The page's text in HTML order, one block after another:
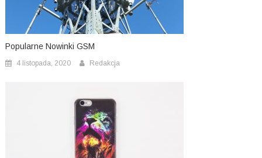
Popularne Nowinki GSM
4 listopada, 2020 Redakcja